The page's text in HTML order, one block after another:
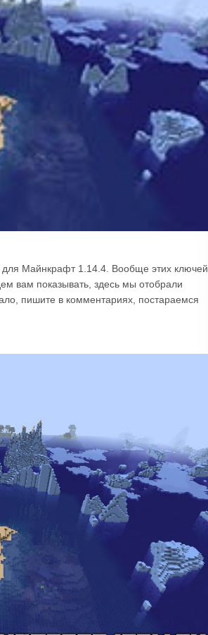
Майнкрафт 1.14.4. Вообще этих ключей
вам показывать, здесь мы отобрали
пишите в комментариях, постараемся